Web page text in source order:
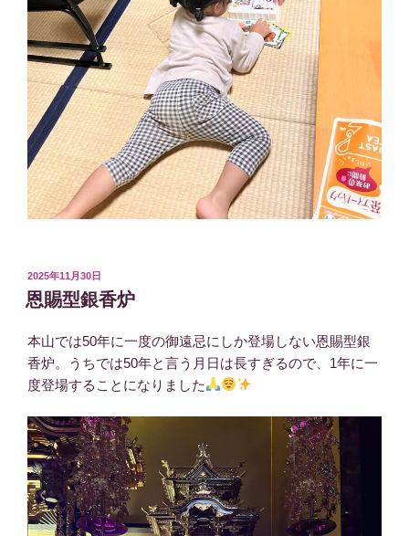
投
稿
日:
2025年11月30日
恩賜型銀香炉
本山では50年に一度の御遠忌にしか登場しない恩賜型銀
香炉。うちでは50年と言う月日は長すぎるので、1年に一
度登場することになりました